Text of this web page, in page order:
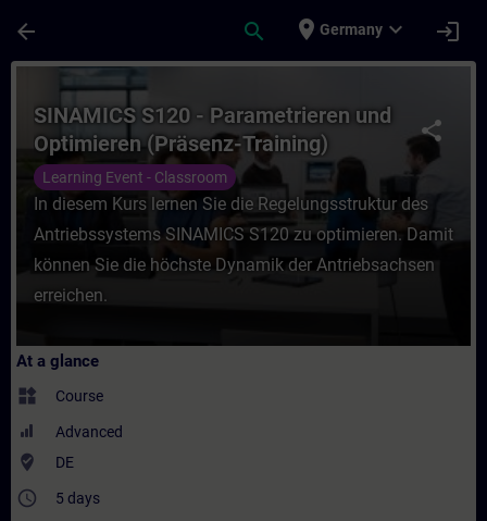
arrow_back search place Germany expand_more login
Course - SINAMICS S120 -
share
SINAMICS S120 - Parametrieren und
Optimieren (Präsenz-Training)
Learning Event - Classroom
In diesem Kurs lernen Sie die Regelungsstruktur des
Antriebssystems SINAMICS S120 zu optimieren. Damit
können Sie die höchste Dynamik der Antriebsachsen
erreichen.
At a glance
widgets Course
Advanced
where_to_vote DE
access_time 5 days